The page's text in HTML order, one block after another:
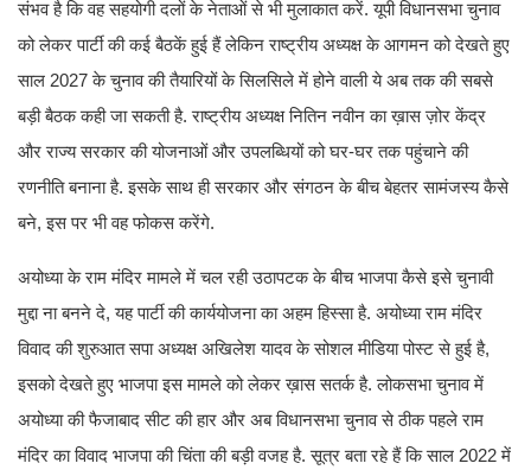
संभव है कि वह सहयोगी दलों के नेताओं से भी मुलाकात करें. यूपी विधानसभा चुनाव
को लेकर पार्टी की कई बैठकें हुई हैं लेकिन राष्ट्रीय अध्यक्ष के आगमन को देखते हुए
साल 2027 के चुनाव की तैयारियों के सिलसिले में होने वाली ये अब तक की सबसे
बड़ी बैठक कही जा सकती है. राष्ट्रीय अध्यक्ष नितिन नवीन का ख़ास ज़ोर केंद्र
और राज्य सरकार की योजनाओं और उपलब्धियों को घर-घर तक पहुंचाने की
रणनीति बनाना है. इसके साथ ही सरकार और संगठन के बीच बेहतर सामंजस्य कैसे
बने, इस पर भी वह फोकस करेंगे.
अयोध्या के राम मंदिर मामले में चल रही उठापटक के बीच भाजपा कैसे इसे चुनावी
मुद्दा ना बनने दे, यह पार्टी की कार्ययोजना का अहम हिस्सा है. अयोध्या राम मंदिर
विवाद की शुरुआत सपा अध्यक्ष अखिलेश यादव के सोशल मीडिया पोस्ट से हुई है,
इसको देखते हुए भाजपा इस मामले को लेकर ख़ास सतर्क है. लोकसभा चुनाव में
अयोध्या की फैजाबाद सीट की हार और अब विधानसभा चुनाव से ठीक पहले राम
मंदिर का विवाद भाजपा की चिंता की बड़ी वजह है. सूत्र बता रहे हैं कि साल 2022 में